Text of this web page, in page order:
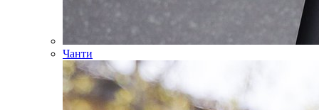
Чанти